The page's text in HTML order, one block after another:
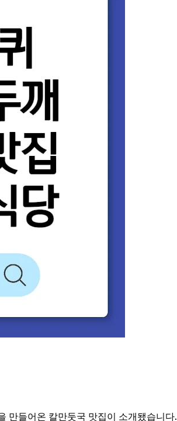
만들어온 칼만둣국 맛집이 소개됐습니다.